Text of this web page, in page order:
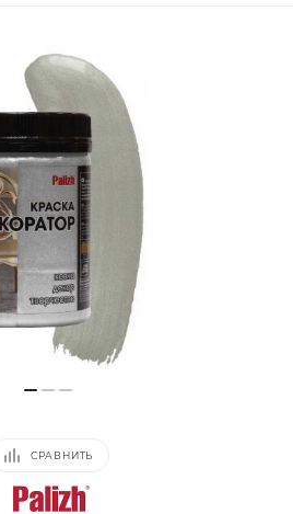
СРАВНИТЬ